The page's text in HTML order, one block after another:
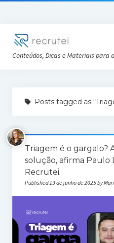
Conteúdos, Dicas e Materiais para
Conheça a Recrutei
Cursos RH gratuitos
Análise DISC gratuita
Posts tagged as
Triagem é o gargalo?
solução, afirma Paulo
Recrutei.
Published 19 de junho de 2025 by